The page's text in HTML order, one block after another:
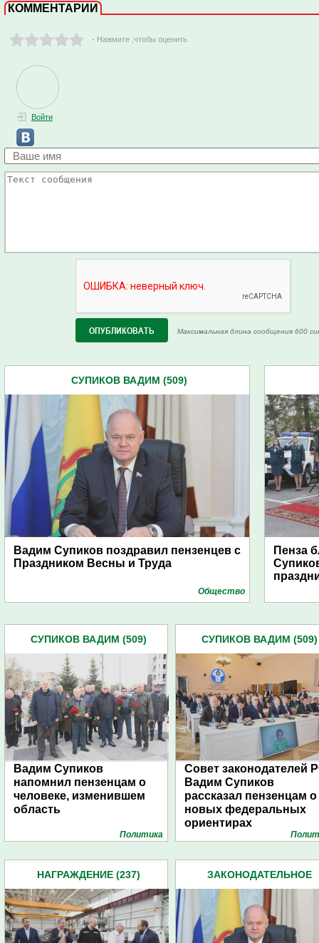
КОММЕНТАРИИ
- Нажмите ,чтобы оценить
Войти
Максимальная длина сообщения 600
СУПИКОВ ВАДИМ (509)
Вадим Супиков поздравил пензенцев с
Праздником Весны и Труда
Общество
Пенза
СУПИКОВ ВАДИМ (509)
Вадим Супиков
напомнил пензенцам о
человеке, изменившем
область
Политика
СУПИКОВ ВАДИМ (509)
Совет законодателей
Вадим Супиков
рассказал пензенцам о
новых федеральных
ориентирах
НАГРАЖДЕНИЕ (237)
ЗАКОНОДАТЕЛЬНОЕ